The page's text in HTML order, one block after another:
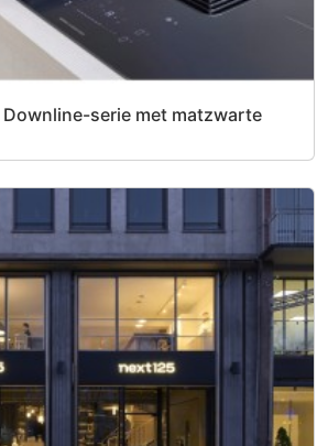
serie met matzwarte